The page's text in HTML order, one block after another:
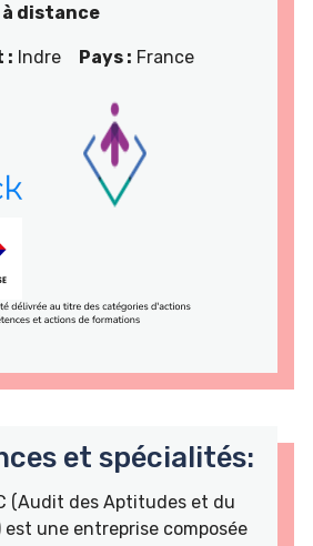
à distance
: Indre Pays : France
et spécialités:
(Audit des Aptitudes et du
une entreprise composée